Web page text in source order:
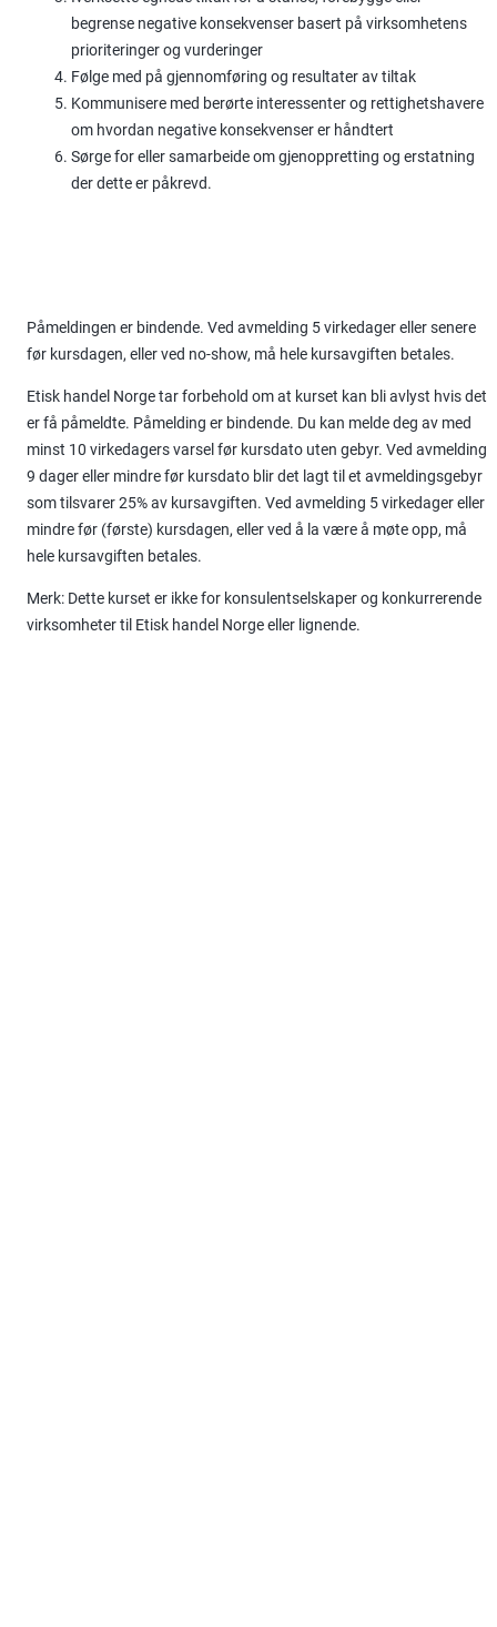
begrense negative konsekvenser basert på virksomhetens
prioriteringer og vurderinger
Følge med på gjennomføring og resultater av tiltak
Kommunisere med berørte interessenter og rettighetshavere
om hvordan negative konsekvenser er håndtert
Sørge for eller samarbeide om gjenoppretting og erstatning
der dette er påkrevd.
Påmeldingen er bindende. Ved avmelding 5 virkedager eller senere
før kursdagen, eller ved no-show, må hele kursavgiften betales.
Etisk handel Norge tar forbehold om at kurset kan bli avlyst hvis det
er få påmeldte. Påmelding er bindende. Du kan melde deg av med
minst 10 virkedagers varsel før kursdato uten gebyr. Ved avmelding
9 dager eller mindre før kursdato blir det lagt til et avmeldingsgebyr
som tilsvarer 25% av kursavgiften. Ved avmelding 5 virkedager eller
mindre før (første) kursdagen, eller ved å la være å møte opp, må
hele kursavgiften betales.
Merk: Dette kurset er ikke for konsulentselskaper og konkurrerende
virksomheter til Etisk handel Norge eller lignende.